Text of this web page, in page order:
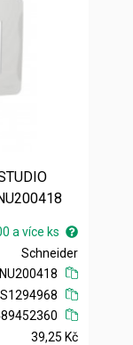
a více ks
Schneider
NU200418
39,25 Kč